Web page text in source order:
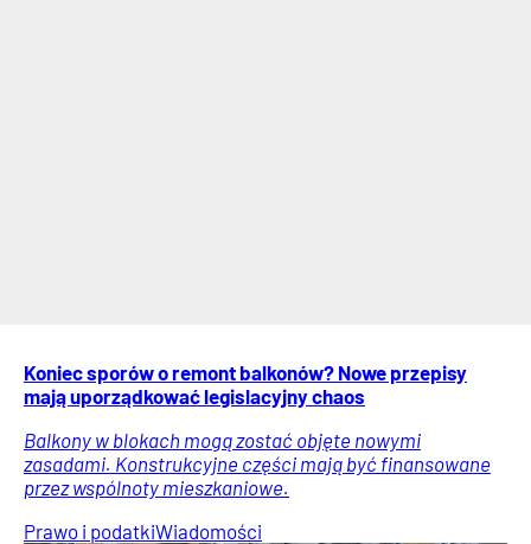
Koniec sporów o remont balkonów? Nowe przepisy
mają uporządkować legislacyjny chaos
Balkony w blokach mogą zostać objęte nowymi
zasadami. Konstrukcyjne części mają być finansowane
przez wspólnoty mieszkaniowe.
Prawo i podatkiWiadomości